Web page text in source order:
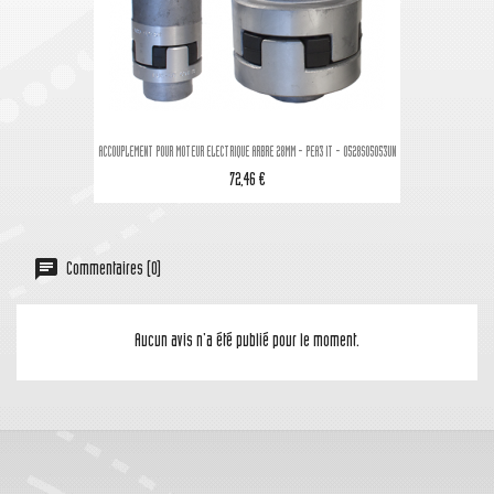
ACCOUPLEMENT POUR MOTEUR ELECTRIQUE ARBRE 28MM - PEA3 IT - 0528S05053UN
72,46 €
Commentaires (0)
Aucun avis n'a été publié pour le moment.